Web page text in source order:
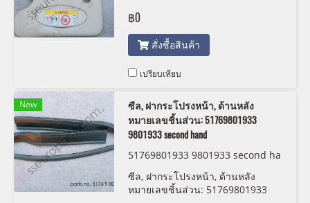
฿0
สั่งซื้อสินค้า
เปรียบเทียบ
New
ซีล, ฝากระโปรงหน้า, ด้านหลัง
หมายเลขชิ้นส่วน: 51769801933
9801933 second hand
51769801933 9801933 second ha
ซีล, ฝากระโปรงหน้า, ด้านหลัง
หมายเลขชิ้นส่วน: 51769801933